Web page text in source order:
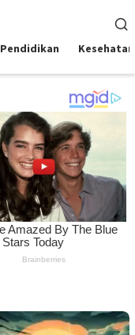
Pendidikan Kesehatan